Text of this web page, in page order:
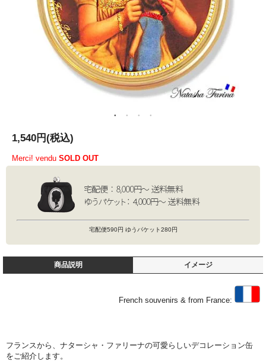
1,540円(税込)
Merci! vendu SOLD OUT
宅配便590円 ゆうパケット280円
商品説明 イメージ
French souvenirs & from France:
フランスから、ナターシャ・ファリーナの可愛らしいデコレーション缶
をご紹介します。